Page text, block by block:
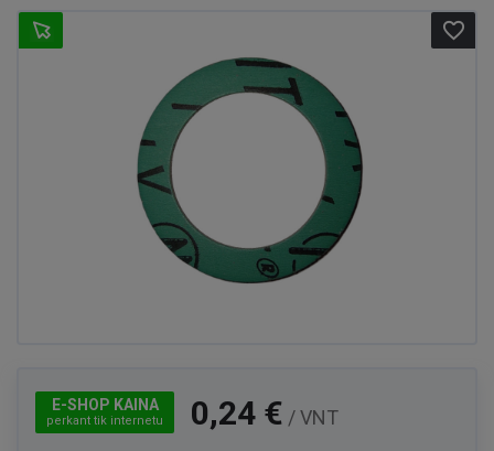
favorite_border
E-SHOP KAINA
perkant tik internetu 0,24 € / VNT